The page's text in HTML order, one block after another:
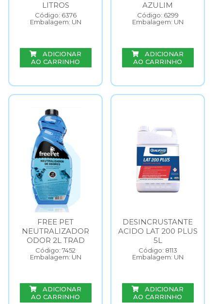
LITROS
Código: 6376
Embalagem: UN
ADICIONAR
AO CARRINHO
AZULIM
Código: 6299
Embalagem: UN
ADICIONAR
AO CARRINHO
FREE PET
NEUTRALIZADOR
ODOR 2L TRAD
Código: 7452
Embalagem: UN
ADICIONAR
AO CARRINHO
DESINCRUSTANTE
ACIDO LAT 200 PLUS
5L
Código: 8113
Embalagem: UN
ADICIONAR
AO CARRINHO